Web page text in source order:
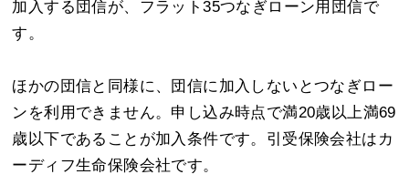
加入する団信が、フラット35つなぎローン用団信で
す。
ほかの団信と同様に、団信に加入しないとつなぎロー
ンを利用できません。申し込み時点で満20歳以上満69
歳以下であることが加入条件です。引受保険会社はカ
ーディフ生命保険会社です。